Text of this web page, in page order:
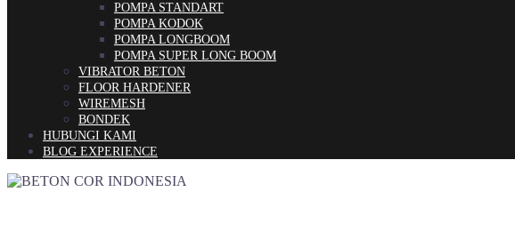
POMPA STANDART
POMPA KODOK
POMPA LONGBOOM
POMPA SUPER LONG BOOM
VIBRATOR BETON
FLOOR HARDENER
WIREMESH
BONDEK
HUBUNGI KAMI
BLOG EXPERIENCE